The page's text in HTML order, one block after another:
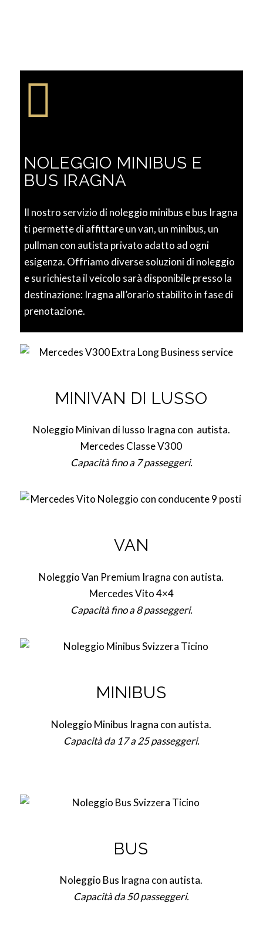
NOLEGGIO MINIBUS E
BUS IRAGNA
Il nostro servizio di noleggio minibus e bus Iragna
ti permette di affittare un van, un minibus, un
pullman con autista privato adatto ad ogni
esigenza. Offriamo diverse soluzioni di noleggio
e su richiesta il veicolo sarà disponibile presso la
destinazione: Iragna all’orario stabilito in fase di
prenotazione.
MINIVAN DI LUSSO
Noleggio Minivan di lusso Iragna con autista.
Mercedes Classe V300
Capacità fino a 7 passeggeri.
VAN
Noleggio Van Premium Iragna con autista.
Mercedes Vito 4×4
Capacità fino a 8 passeggeri.
MINIBUS
Noleggio Minibus Iragna con autista.
Capacità da 17 a 25 passeggeri.
BUS
Noleggio Bus Iragna con autista.
Capacità da 50 passeggeri.